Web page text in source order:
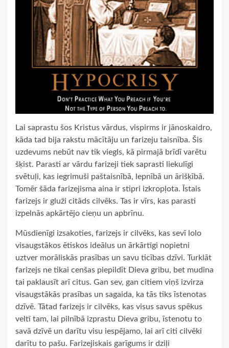
Lai saprastu šos Kristus vārdus, vispirms ir jānoskaidro,
kāda tad bija rakstu mācītāju un farizeju taisnība. Šis
uzdevums nebūt nav tik viegls, kā pirmajā brīdī varētu
šķist. Parasti ar vārdu farizeji tiek saprasti liekulīgi
svētuļi, kas iegrimuši paštaisnībā, lepnībā un ārišķībā.
Tomēr šāda farizejisma aina ir stipri izkropļota. Īstais
farizejs ir gluži citāds cilvēks. Tas ir vīrs, kas parasti
izpelnās apkārtējo cieņu un apbrīnu.
Mūsdienīgi izsakoties, farizejs ir cilvēks, kas sevī lolo
visaugstākos ētiskos ideālus un ārkārtīgi nopietni
uztver morāliskās prasības un savu ticības dzīvi. Turklāt
farizejs ne tikai cenšas piepildīt Dieva gribu, bet mudina
tai paklausīt arī citus. Gan sev, gan citiem viņš izvirza
visaugstākās prasības un sagaida, ka tās tiks īstenotas
dzīvē. Tātad farizejs ir cilvēks, kas visus savus spēkus
veltī tam, lai pilnībā izprastu Dieva gribu, īstenotu to
savā dzīvē un darītu visu iespējamo, lai arī citi cilvēki
darītu to pašu. Farizejiskais garīgums ir dziļi